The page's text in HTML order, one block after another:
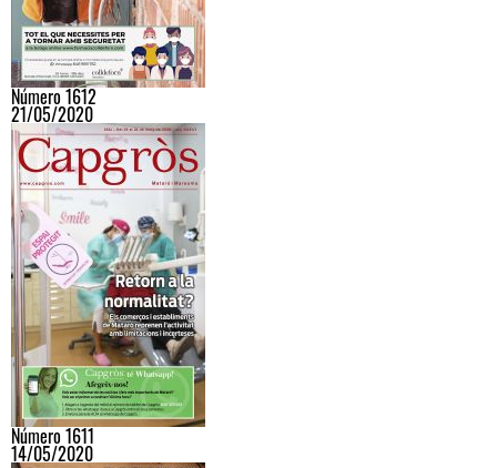
Número 1612
21/05/2020
Número 1611
14/05/2020